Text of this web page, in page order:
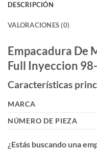
DESCRIPCIÓN
VALORACIONES (0)
Empacadura De
Full Inyeccion
Características
MARCA
NÚMERO DE PIEZA
¿Estás buscando una